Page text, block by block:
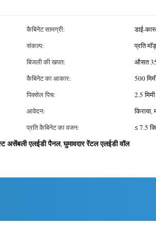
कैबिनेट सामग्री:
डाई-
संकल्प:
प्रति
बिजली की खपत:
औसत
कैबिनेट का आकार:
500
पिक्सेल पिच:
2.5
आवेदन:
प्रति कैबिनेट का वजन:
≤ 7.5
असेंबली एलईडी पैनल,घुमावदार रेंटल एलईडी वॉल